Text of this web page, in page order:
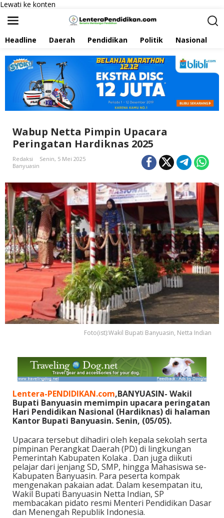
Lewati ke konten
Headline Daerah Pendidikan Politik Nasional
Wabup Netta Pimpin Upacara
Peringatan Hardiknas 2025
Redaksi
Senin, 5 Mei 2025
Banyuasin
Foto(ist):Wakil Bupati Banyuasin, Netta Indian
Lentera-PENDIDIKAN.com,BANYUASIN- Wakil
Bupati Banyuasin memimpin upacara peringatan
Hari Pendidikan Nasional (Hardiknas) di halaman
Kantor Bupati Banyuasin. Senin, (05/05).
Upacara tersebut dihadiri oleh kepala sekolah serta
pimpinan Perangkat Daerah (PD) di lingkungan
Pemerintah Kabupaten Kolaka . Dan juga diikuti
pelajar dari jenjang SD, SMP, hingga Mahasiswa se-
Kabupaten Banyuasin. Para peserta kompak
mengenakan pakaian adat. Dalam kesempatan itu,
Wakil Bupati Banyuasin Netta Indian, SP
membacakan pidato resmi Menteri Pendidikan Dasar
dan Menengah Republik Indonesia.